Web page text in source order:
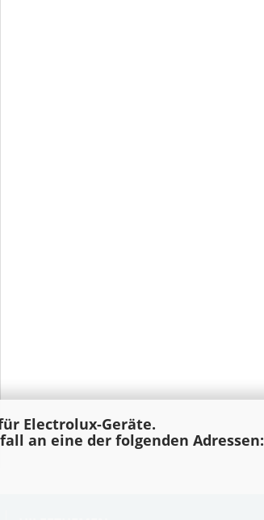
Electrolux-Geräte.
an eine der folgenden Adressen: